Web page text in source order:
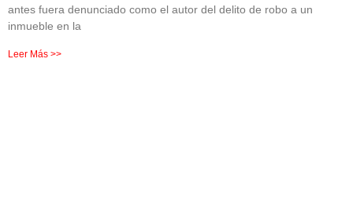
antes fuera denunciado como el autor del delito de robo a un
inmueble en la
Leer Más >>